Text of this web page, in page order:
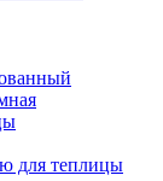
для теплицы